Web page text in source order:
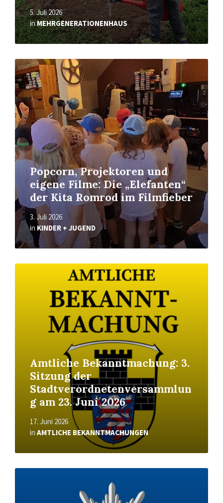
5. Juli 2026
inMEHRGENERATIONENHAUS
Popcorn, Projektoren und
eigene Filme: Die „Elefanten“
der Kita Romrod im Filmfieber
3. Juli 2026
in KINDER + JUGEND
Read
More
Amtliche Bekanntmachung: 3.
Sitzung der
Stadtverordnetenversammlun
g am 23. Juni 2026
17. Juni 2026
in AMTLICHE BEKANNTMACHUNGEN
Read
Read